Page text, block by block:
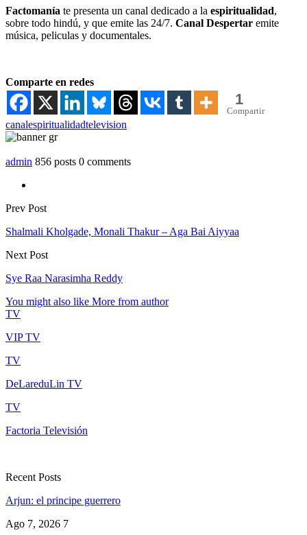
Factomanía te presenta un canal dedicado a la espiritualidad,
sobre todo hindú, y que emite las 24/7. Canal Despertar emite
música, peliculas y documentales.
Comparte en redes
1
Compartir
canalespiritualidadtelevision
admin 856 posts 0 comments
Prev Post
Shalmali Kholgade, Monali Thakur – Aga Bai Aiyyaa
Next Post
Sye Raa Narasimha Reddy
You might also like More from author
TV
VIP TV
TV
DeLareduLin TV
TV
Factoria Televisión
Recent Posts
Arjun: el principe guerrero
Ago 7, 2026 7